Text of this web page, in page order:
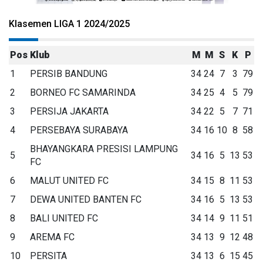
Klasemen LIGA 1 2024/2025
Pos Klub M M S K
P
1
PERSIB BANDUNG 34 24 7 3 79
2
BORNEO FC SAMARINDA 34 25 4 5 79
3
PERSIJA JAKARTA 34 22 5 7 71
4
PERSEBAYA SURABAYA 34 16 10 8 58
5
BHAYANGKARA PRESISI LAMPUNG
FC
34 16 5 13 53
6 MALUT UNITED FC 34 15 8 11 53
7
DEWA UNITED BANTEN FC 34 16 5 13 53
8
BALI UNITED FC 34 14 9 11 51
9
AREMA FC 34 13 9 12 48
10
PERSITA 34 13 6 15 45